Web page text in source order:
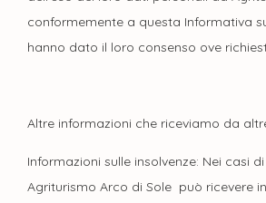
conformemente a questa Informativa
hanno dato il loro consenso ove
Altre informazioni che riceviamo da
Informazioni sulle insolvenze: Nei casi
Agriturismo Arco di Sole può ricevere